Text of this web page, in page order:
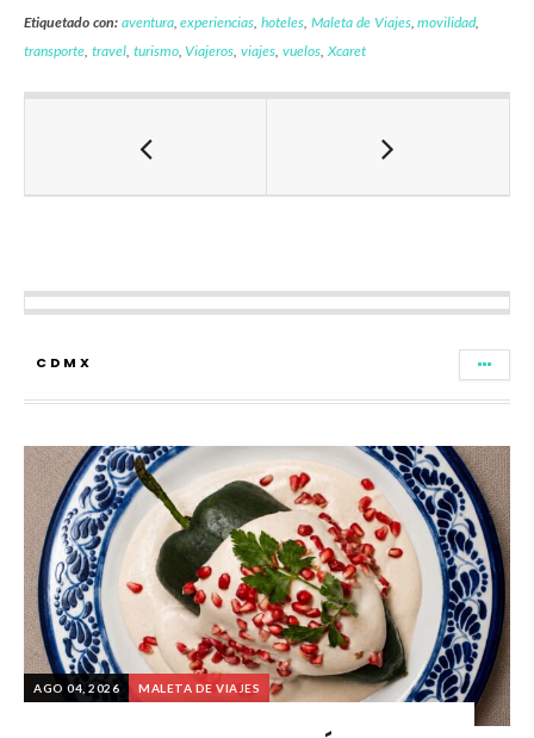
Etiquetado con: aventura,experiencias ,hoteles ,Maleta de Viajes,movilidad,
transporte travel, turismo,Viajeros ,viajes ,vuelos Xcaret
CDMX
AGO 04, 2026 MALETA DE VIAJES